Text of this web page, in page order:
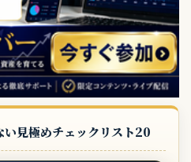
見極めチェックリスト20